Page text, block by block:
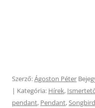
Szerző:Ágoston Péter
| Kategória: Hírek,
pendant, Pendant,Songbird